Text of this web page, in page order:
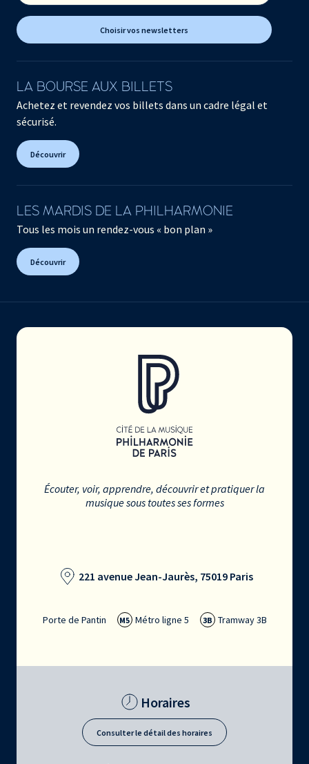
Choisir vos newsletters
LA BOURSE AUX BILLETS
Achetez et revendez vos billets dans un cadre légal et
sécurisé.
Découvrir
LES MARDIS DE LA PHILHARMONIE
Tous les mois un rendez-vous « bon plan »
Découvrir
Écouter, voir, apprendre, découvrir et pratiquer la
musique sous toutes ses formes
221 avenue Jean-Jaurès, 75019 Paris
Porte de Pantin M5 Métro ligne 5 3B Tramway 3B
Horaires
Consulter le détail des horaires